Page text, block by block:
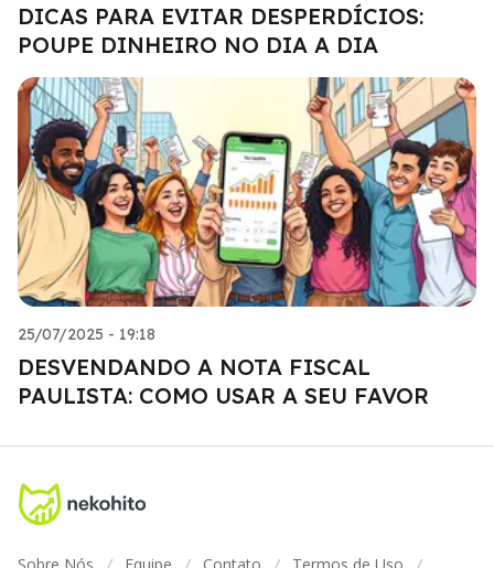
DICAS PARA EVITAR DESPERDÍCIOS:
POUPE DINHEIRO NO DIA A DIA
25/07/2025 - 19:18
DESVENDANDO A NOTA FISCAL
PAULISTA: COMO USAR A SEU FAVOR